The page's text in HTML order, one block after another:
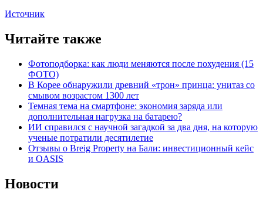
Источник
Читайте также
Фотоподборка: как люди меняются после похудения (15
ФОТО)
В Корее обнаружили древний «трон» принца: унитаз со
смывом возрастом 1300 лет
Темная тема на смартфоне: экономия заряда или
дополнительная нагрузка на батарею?
ИИ справился с научной загадкой за два дня, на которую
ученые потратили десятилетие
Отзывы о Breig Property на Бали: инвестиционный кейс
и OASIS
Новости